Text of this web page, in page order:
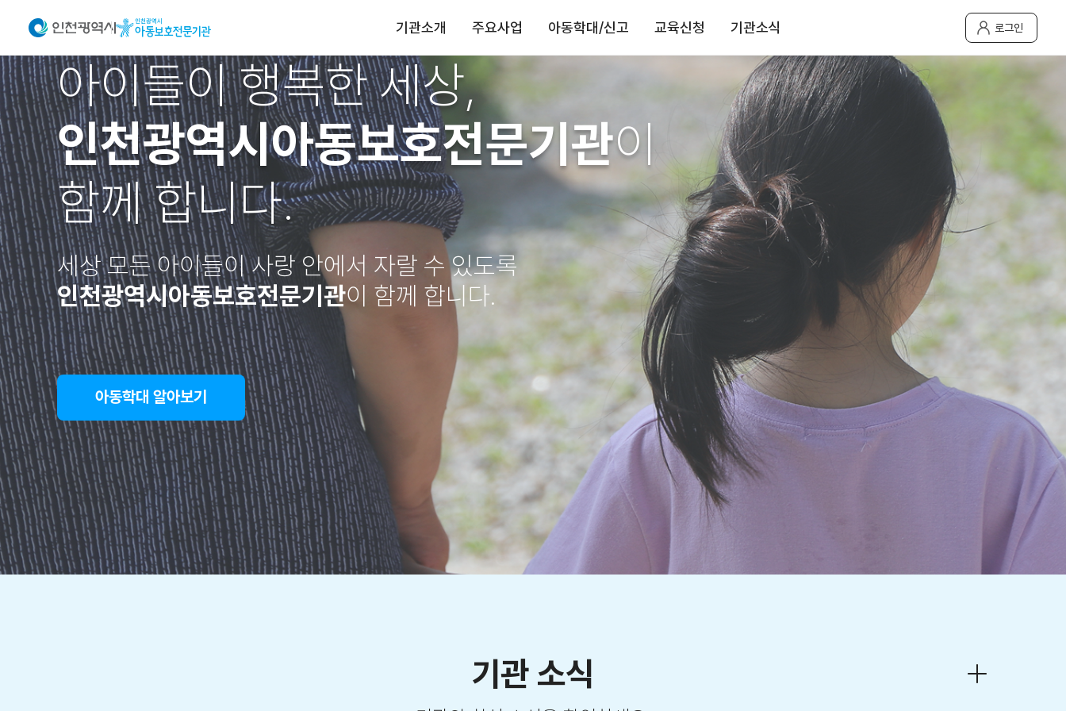
기관소개 주요사업 아동학대/신고 교육신청 기관소식 로그인
아이들이 행복한 세상,
인천광역시아동보호전문기관이
함께 합니다.
세상 모든 아이들이 사랑 안에서 자랄 수 있도록
인천광역시아동보호전문기관이 함께 합니다.
아동학대 알아보기
기관 소식